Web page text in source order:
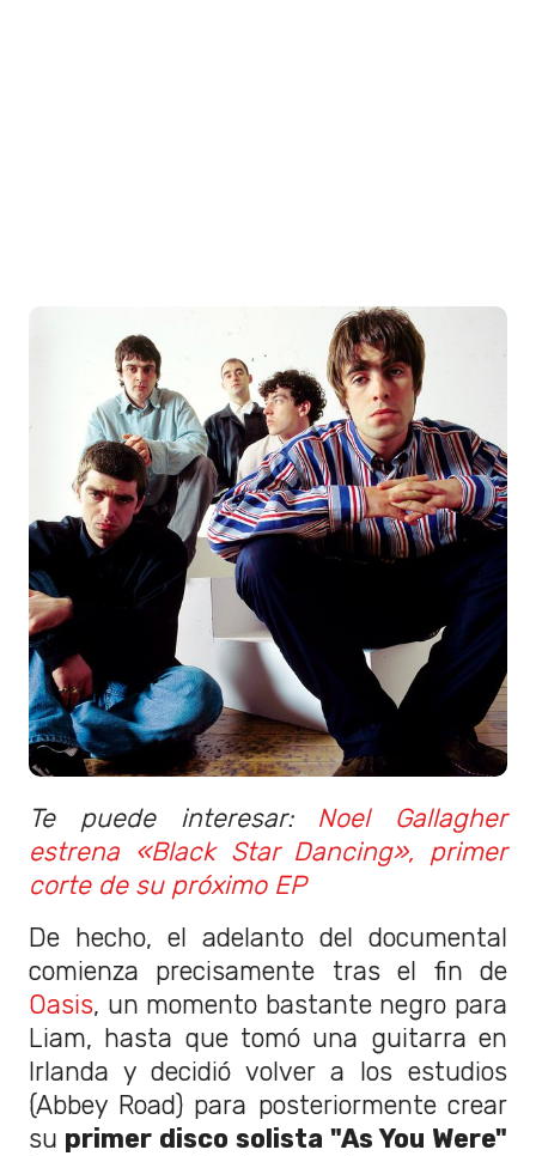
Te puede interesar: Noel Gallagher
estrena «Black Star Dancing», primer
corte de su próximo EP
De hecho, el adelanto del documental
comienza precisamente tras el fin de
Oasis, un momento bastante negro para
Liam, hasta que tomó una guitarra en
Irlanda y decidió volver a los estudios
(Abbey Road) para posteriormente crear
su primer disco solista "As You Were"